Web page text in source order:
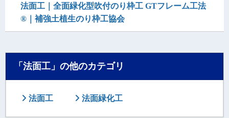
法面工｜全面緑化型吹付のり枠工 GTフレーム工法
®｜補強土植生のり枠工協会
「法面工」の他のカテゴリ
法面工 法面緑化工